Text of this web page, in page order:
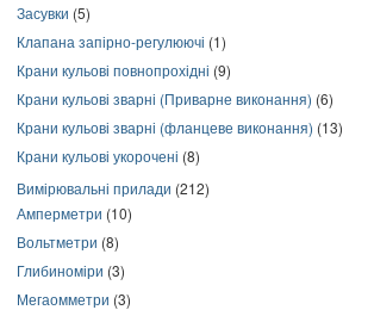
Засувки (5)
Клапана запірно-регулюючі (1)
Крани кульові повнопрохідні (9)
Крани кульові зварні (Приварне виконання) (6)
Крани кульові зварні (фланцеве виконання) (13)
Крани кульові укорочені (8)
Вимірювальні прилади (212)
Амперметри (10)
Вольтметри (8)
Глибиноміри (3)
Мегаомметри (3)